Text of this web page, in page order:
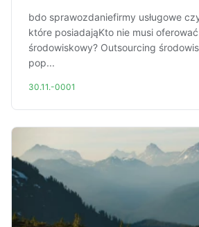
bdo sprawozdaniefirmy usługowe
które posiadająKto nie musi
środowiskowy? Outsourcing
pop...
30.11.-0001